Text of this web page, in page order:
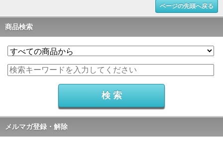
ページの先頭へ戻る
商品検索
メルマガ登録・解除